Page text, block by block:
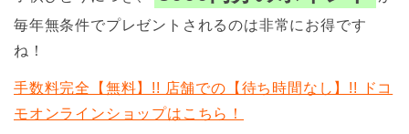
毎年無条件でプレゼントされるのは非常にお得です
ね！
手数料完全【無料】!! 店舗での【待ち時間なし】!! ドコ
モオンラインショップはこちら！